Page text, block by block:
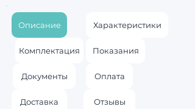
Описание
Комплектация
Документы
Доставка
Характеристики
Показания
Оплата
Отзывы